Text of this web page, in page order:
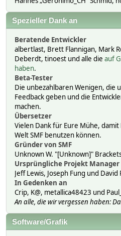
Spezieller Dank an
Beratende Entwickler
albertlast, Brett Flannigan, Mark
Deberdt, tinoest und alle die auf
haben.
Beta-Tester
Die unbezahlbaren Wenigen, die
Feedback geben und die
machen.
Übersetzer
Vielen Dank für Eure Mühe,
Welt SMF benutzen können.
Gründer von SMF
Unknown W. "[Unknown]"
Ursprüngliche Projekt Manager
Jeff Lewis, Joseph Fung und David
In Gedenken an
Crip, K@, metallica48423 und
An alle, die wir vergessen haben:
Software/Grafik